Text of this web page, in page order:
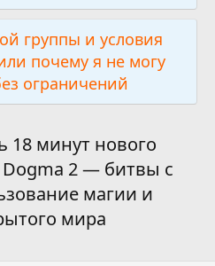
группы и условия
почему я не могу
ограничений
18 минут нового
2 — битвы с
магии и
мира